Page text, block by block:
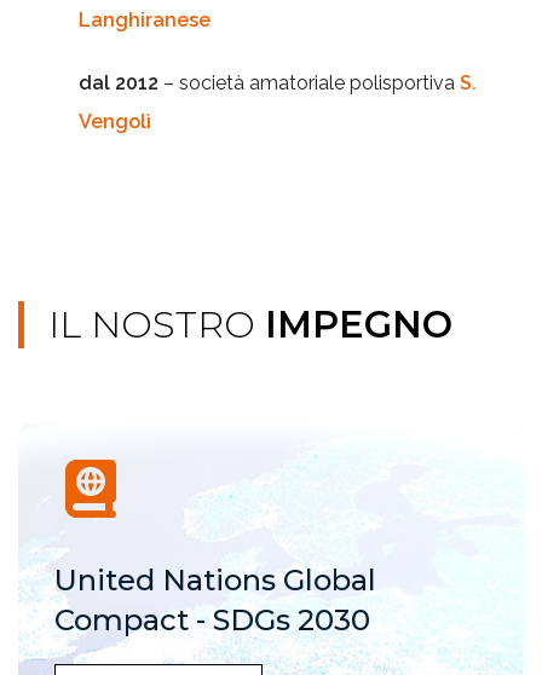
Langhiranese
dal 2012 – società amatoriale polisportiva S.
Vengolì
IL NOSTRO IMPEGNO
United Nations Global
Compact - SDGs 2030